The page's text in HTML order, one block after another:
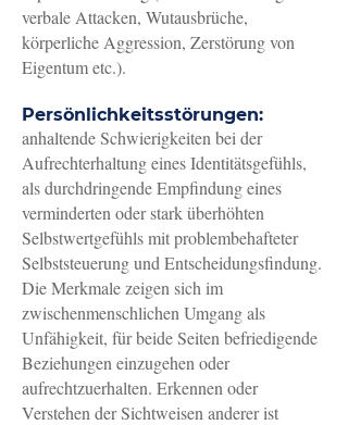
verbale Attacken, Wutausbrüche,
körperliche Aggression, Zerstörung von
Eigentum etc.).
Persönlichkeitsstörungen:
anhaltende Schwierigkeiten bei der
Aufrechterhaltung eines Identitätsgefühls,
als durchdringende Empfindung eines
verminderten oder stark überhöhten
Selbstwertgefühls mit problembehafteter
Selbststeuerung und Entscheidungsfindung.
Die Merkmale zeigen sich im
zwischenmenschlichen Umgang als
Unfähigkeit, für beide Seiten befriedigende
Beziehungen einzugehen oder
aufrechtzuerhalten. Erkennen oder
Verstehen der Sichtweisen anderer ist